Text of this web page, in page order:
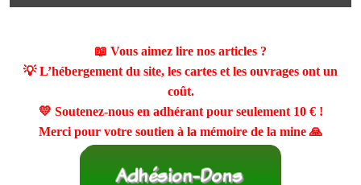
📖 Vous aimez lire nos articles ?
💡 L’hébergement du site, les cartes et les ouvrages ont un
coût.
💛 Soutenez-nous en adhérant pour seulement 10 €!
Merci pour votre soutien à la mémoire de la mine 🙏